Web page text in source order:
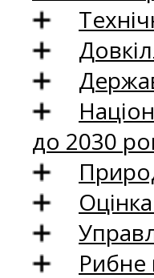
до 2030
Рибне